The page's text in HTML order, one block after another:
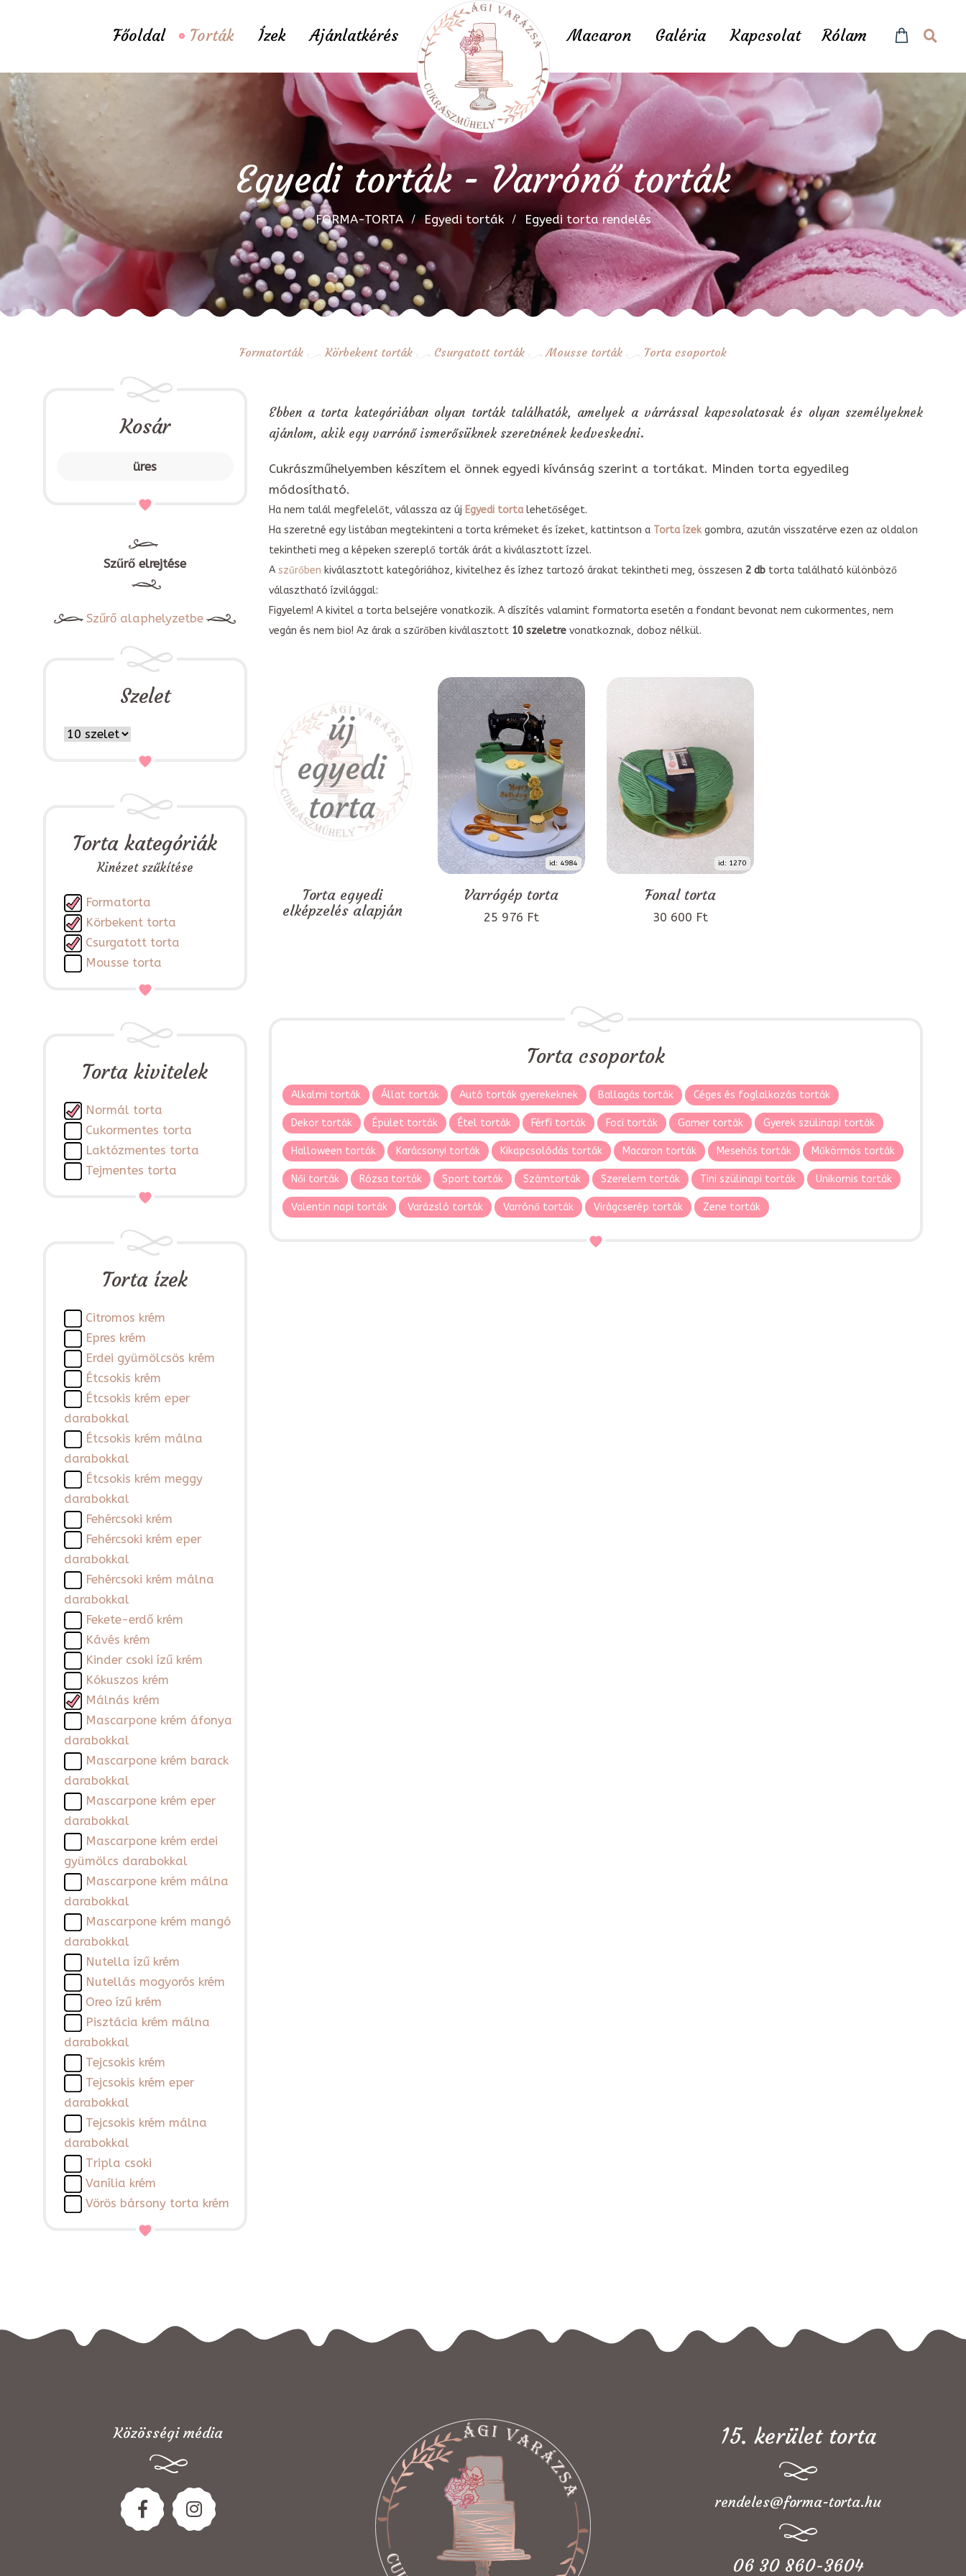
Főoldal Torták Ízek Ajánlatkérés Macaron Galéria Kapcsolat Rólam
Egyedi torták - Varrónő torták
FORMA-TORTA Egyedi torták Egyedi torta rendelés
Formatorták Körbekent torták Csurgatott torták Mousse torták Torta csoportok
Kosár
üres
Szűrő elrejtése
Szűrő alaphelyzetbe
Szelet
Torta kategóriák
Kinézet szűkítése
Formatorta
Körbekent torta
Csurgatott torta
Mousse torta
Torta kivitelek
Normál torta
Cukormentes torta
Laktózmentes torta
Tejmentes torta
Torta ízek
Citromos krém
Epres krém
Erdei gyümölcsös krém
Étcsokis krém
Étcsokis krém eper
darabokkal
Étcsokis krém málna
darabokkal
Étcsokis krém meggy
darabokkal
Fehércsoki krém
Fehércsoki krém eper
darabokkal
Fehércsoki krém málna
darabokkal
Fekete-erdő krém
Kávés krém
Kinder csoki ízű krém
Kókuszos krém
Málnás krém
Mascarpone krém áfonya
darabokkal
Mascarpone krém barack
darabokkal
Mascarpone krém eper
darabokkal
Mascarpone krém erdei
gyümölcs darabokkal
Mascarpone krém málna
darabokkal
Mascarpone krém mangó
darabokkal
Nutella ízű krém
Nutellás mogyorós krém
Oreo ízű krém
Pisztácia krém málna
darabokkal
Tejcsokis krém
Tejcsokis krém eper
darabokkal
Tejcsokis krém málna
darabokkal
Tripla csoki
Vanília krém
Vörös bársony torta krém
Ebben a torta kategóriában olyan torták találhatók, amelyek a várrással kapcsolatosak és olyan személyeknek
ajánlom, akik egy varrónő ismerősüknek szeretnének kedveskedni.
Cukrászműhelyemben készítem el önnek egyedi kívánság szerint a tortákat. Minden torta egyedileg
módosítható.
Ha nem talál megfelelőt, válassza az új Egyedi tortalehetőséget.
Ha szeretné egy listában megtekinteni a torta krémeket és ízeket, kattintson a Torta ízekgombra, azután visszatérve ezen az oldalon
tekintheti meg a képeken szereplő torták árát a kiválasztott ízzel.
A szűrőben kiválasztott kategóriához, kivitelhez és ízhez tartozó árakat tekintheti meg, összesen 2 dbtorta található különböző
választható ízvilággal:
Figyelem! A kivitel a torta belsejére vonatkozik. A díszítés valamint formatorta esetén a fondant bevonat nem cukormentes, nem
vegán és nem bio! Az árak a szűrőben kiválasztott 10 szeletrevonatkoznak, doboz nélkül.
Torta egyedi
elképzelés alapján
id: 4984
Varrógép torta
25 976 Ft
id: 1270
Fonal torta
30 600 Ft
Torta csoportok
Alkalmi torták Állat torták Autó torták gyerekeknek Ballagás torták Céges és foglalkozás torták
Dekor torták Épület torták Étel torták Férfi torták Foci torták Gamer torták Gyerek szülinapi torták
Halloween torták Karácsonyi torták Kikapcsolódás torták Macaron torták Mesehős torták Műkörmös torták
Női torták Rózsa torták Sport torták Számtorták Szerelem torták Tini szülinapi torták Unikornis torták
Valentin napi torták Varázsló torták Varrónő torták Virágcserép torták Zene torták
Közösségi média 15. kerület torta
rendeles@forma-torta.hu
06 30 860-3604